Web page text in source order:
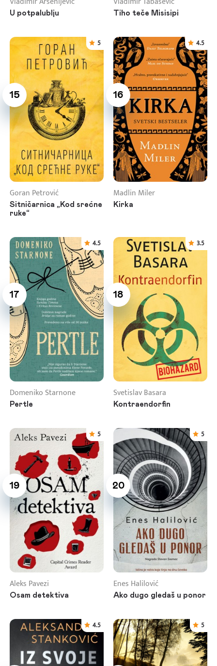
U potpalublju Tiho teče Misisipi
15
5
Goran Petrović
Sitničarnica „Kod srećne
ruke“
16
4.5
Madlin Miler
Kirka
17
4.5
Domeniko Starnone
Pertle
18
3.5
Svetislav Basara
Kontraendorfin
19
5
Aleks Pavezi
Osam detektiva
20
5
Enes Halilović
Ako dugo gledaš u ponor
4.5 5